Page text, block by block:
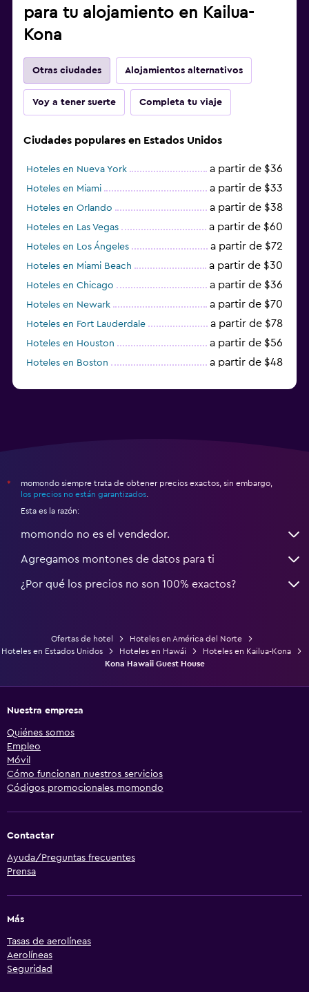
para tu alojamiento en Kailua-
Kona
Otras ciudades Alojamientos alternativos
Voy a tener suerte Completa tu viaje
Ciudades populares en Estados Unidos
Hoteles en Nueva York a partir de $36
Hoteles en Miami a partir de $33
Hoteles en Orlando a partir de $38
Hoteles en Las Vegas a partir de $60
Hoteles en Los Ángeles a partir de $72
Hoteles en Miami Beach a partir de $30
Hoteles en Chicago a partir de $36
Hoteles en Newark a partir de $70
Hoteles en Fort Lauderdale a partir de $78
Hoteles en Houston a partir de $56
Hoteles en Boston a partir de $48
*
momondo siempre trata de obtener precios exactos, sin embargo,
los precios no están garantizados
Esta es la razón:
momondo no es el vendedor.
Agregamos montones de datos para ti
¿Por qué los precios no son 100% exactos?
Ofertas de hotel
Hoteles en América del Norte
Hoteles en Estados Unidos
Hoteles en Hawái
Hoteles en Kailua-Kona
Kona Hawaii Guest House
Nuestra empresa
Quiénes somos
Empleo
Móvil
Cómo funcionan nuestros servicios
Códigos promocionales momondo
Contactar
Ayuda/Preguntas frecuentes
Prensa
Más
Tasas de aerolíneas
Aerolíneas
Seguridad